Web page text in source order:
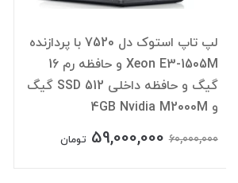
لپ تاپ استوک دل 7520 با پردازنده
Xeon E3-1505M و حافظه رم 16
گیگ و حافظه داخلی SSD 512 گیگ
و 4GB Nvidia M2000M
60,000,000
59,000,000 تومان